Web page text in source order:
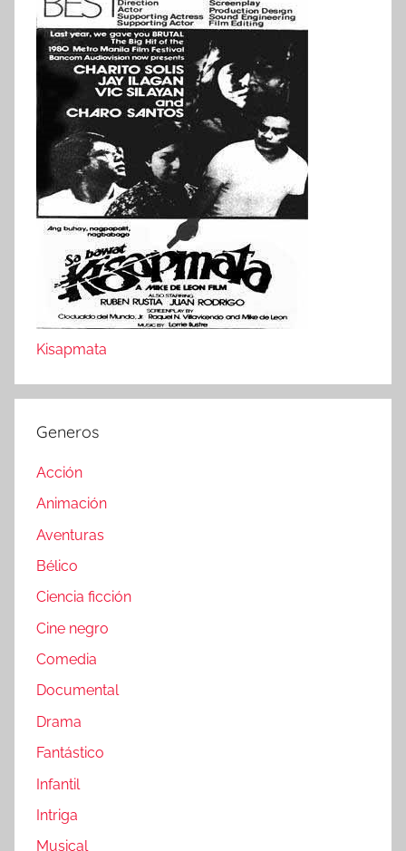
Kisapmata
Generos
Acción
Animación
Aventuras
Bélico
Ciencia ficción
Cine negro
Comedia
Documental
Drama
Fantástico
Infantil
Intriga
Musical